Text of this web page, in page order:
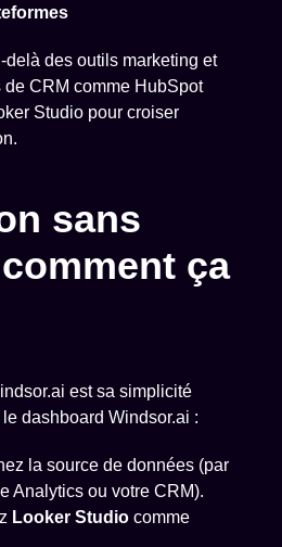
des outils marketing et
CRM comme HubSpot
Studio pour croiser
sans
ça
est sa simplicité
dashboard Windsor.ai :
la source de données (par
Analytics ou votre CRM).
Looker Studio comme